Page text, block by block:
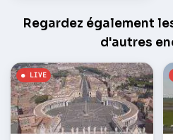
Regardez également
d'autres